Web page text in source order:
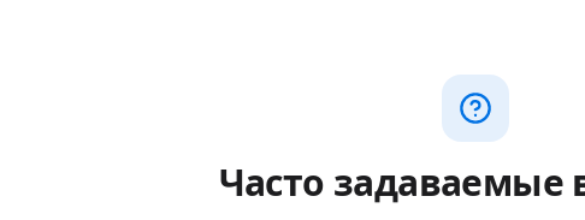
Часто задаваемые